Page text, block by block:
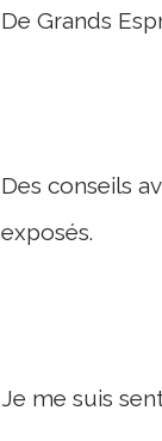
De Grands
Des conseils
exposés.
Je me suis